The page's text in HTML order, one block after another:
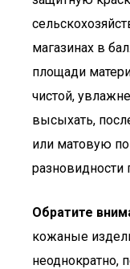
магазинах в
площади
чистой,
высыхать,
или матовую
разновидности
Обратите
кожаные
неоднократно,